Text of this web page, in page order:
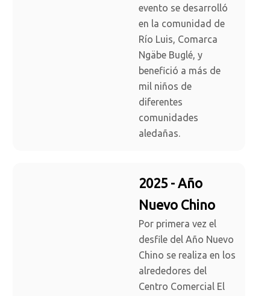
evento se desarrolló
en la comunidad de
Río Luis, Comarca
Ngäbe Buglé, y
benefició a más de
mil niños de
diferentes
comunidades
aledañas.
2025 - Año
Nuevo Chino
Por primera vez el
desfile del Año Nuevo
Chino se realiza en los
alrededores del
Centro Comercial El